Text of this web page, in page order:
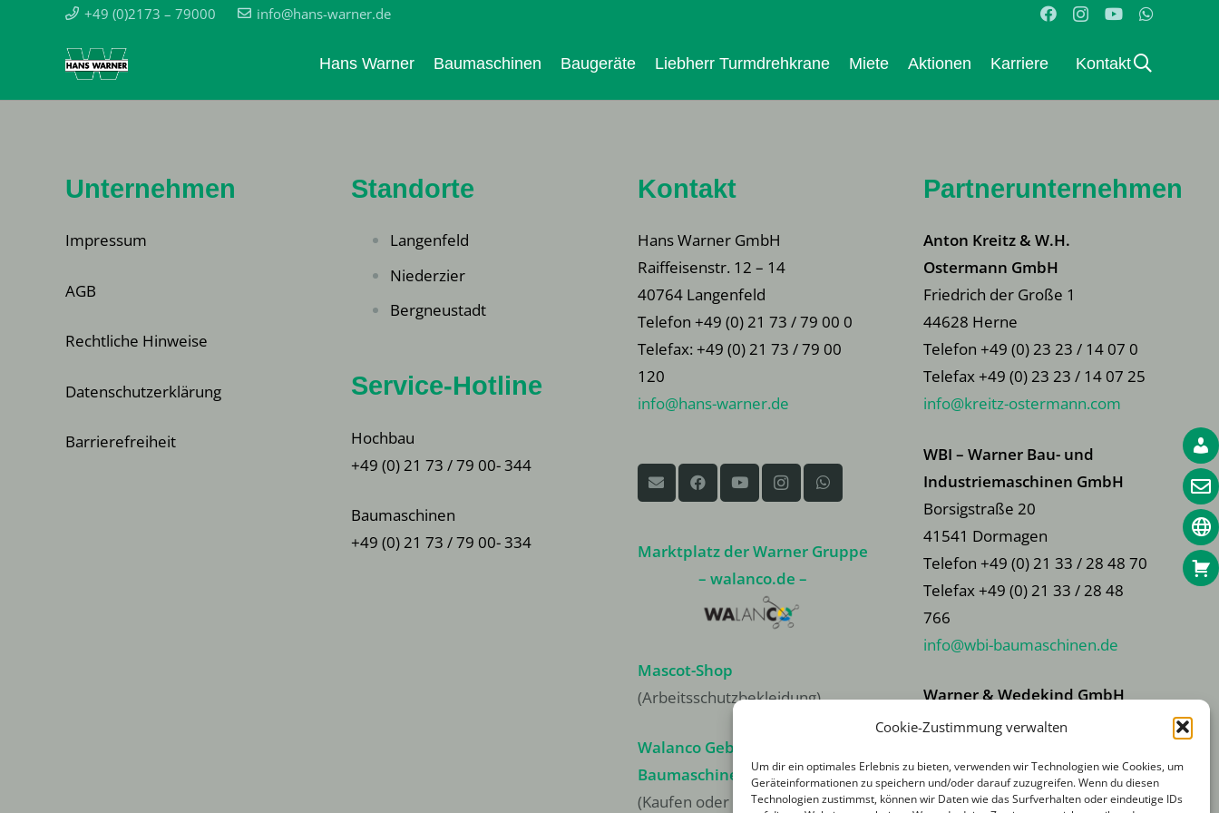
Cookie-Zustimmung verwalten
Um dir ein optimales Erlebnis zu bieten, verwenden wir Technologien wie Cookies, um
Geräteinformationen zu speichern und/oder darauf zuzugreifen. Wenn du diesen
Technologien zustimmst, können wir Daten wie das Surfverhalten oder eindeutige IDs
+49 (0)2173 – 79000 info@hans-warner.de
Hans Warner Baumaschinen Baugeräte Liebherr Turmdrehkrane Miete Aktionen Karriere Kontakt
Unternehmen
Impressum
AGB
Rechtliche Hinweise
Datenschutzerklärung
Barrierefreiheit
Standorte
Langenfeld
Niederzier
Bergneustadt
Service-Hotline
Hochbau
+49 (0) 21 73 / 79 00- 344
Baumaschinen
+49 (0) 21 73 / 79 00- 334
Kontakt
Hans Warner GmbH
Raiffeisenstr. 12 – 14
40764 Langenfeld
Telefon +49 (0) 21 73 / 79 00 0
Telefax: +49 (0) 21 73 / 79 00
120
info@hans-warner.de
Marktplatz der Warner Gruppe
– walanco.de –
Mascot-Shop
(Arbeitsschutzbekleidung)
Walanco Gebrauchte
Baumaschinen
(Kaufen oder Finanzieren)
Partnerunternehmen
Anton Kreitz & W.H.
Ostermann GmbH
Friedrich der Große 1
44628 Herne
Telefon +49 (0) 23 23 / 14 07 0
Telefax +49 (0) 23 23 / 14 07 25
info@kreitz-ostermann.com
WBI – Warner Bau- und
Industriemaschinen GmbH
Borsigstraße 20
41541 Dormagen
Telefon +49 (0) 21 33 / 28 48 70
Telefax +49 (0) 21 33 / 28 48
766
info@wbi-baumaschinen.de
Warner & Wedekind GmbH
Auf den Pohläckern 20
Telefon +49 51 32 / 50 455-0
Fax:+49 51 32 / 50 455-29